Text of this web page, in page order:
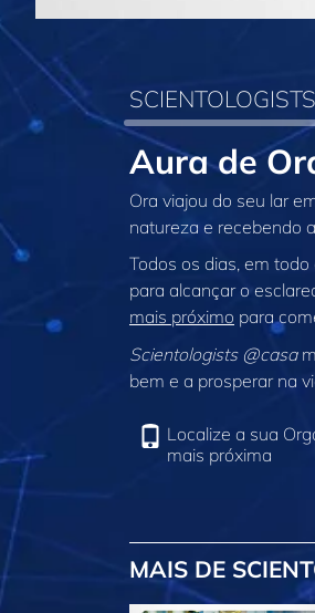
Aura de
Ora viajou do seu lar
natureza e recebendo
Todos os dias, em
para alcançar o
mais próximo para
Scientologists @casa
bem e a prosperar na
Localize a sua
mais próxima
MAIS DE